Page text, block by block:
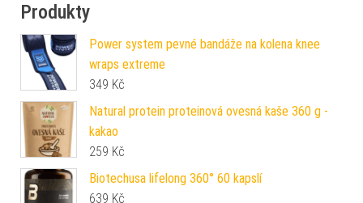
Produkty
Power system pevné bandáže na kolena knee
wraps extreme
349 Kč
Natural protein proteinová ovesná kaše 360 g -
kakao
259 Kč
Biotechusa lifelong 360° 60 kapslí
639 Kč